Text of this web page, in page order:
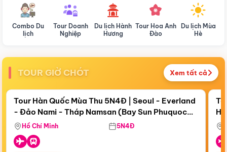
Combo Du
lịch
Tour Doanh
Nghiệp
Du lịch Hành
Hương
Tour Hoa Anh
Đào
Du lịch Mùa
Hè
TOUR GIỜ CHÓT Xem tất cả
Còn18 ngày 09:16:53
Bay Sun Phuquoc Airways
Điểm nổi bật
Tour Hàn Quốc Mùa Thu 5N4Đ | Seoul - Everland
- Đảo Nami - Tháp Namsan (Bay Sun Phuquoc
Airways)
Hồ Chí Minh 5N4Đ